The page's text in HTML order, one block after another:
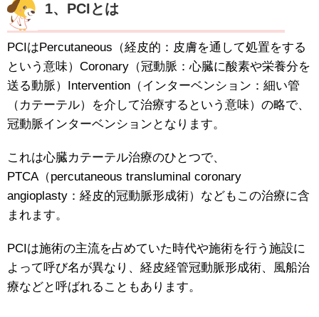
1、PCIとは
PCIはPercutaneous（経皮的：皮膚を通して処置をする
という意味）Coronary（冠動脈：心臓に酸素や栄養分を
送る動脈）Intervention（インターベンション：細い管
（カテーテル）を介して治療するという意味）の略で、
冠動脈インターベンションとなります。
これは心臓カテーテル治療のひとつで、
PTCA（percutaneous transluminal coronary
angioplasty：経皮的冠動脈形成術）などもこの治療に含
まれます。
PCIは施術の主流を占めていた時代や施術を行う施設に
よって呼び名が異なり、経皮経管冠動脈形成術、風船治
療などと呼ばれることもあります。